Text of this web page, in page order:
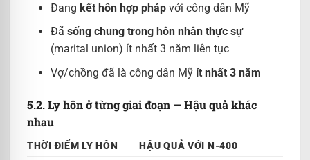
Đang kết hôn hợp phápvới công dân Mỹ
Đã sống chung trong hôn nhân thực sự
(marital union) ít nhất 3 năm liên tục
Vợ/chồng đã là công dân Mỹ ít nhất 3 năm
5.2. Ly hôn ở từng giai đoạn — Hậu quả khác
nhau
THỜI ĐIỂM LY HÔN HẬU QUẢ VỚI N-400